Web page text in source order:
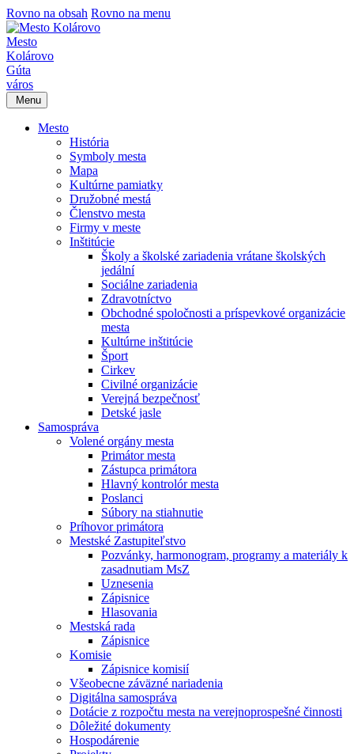
Rovno na obsah Rovno na menu
Mesto
Kolárovo
Gúta
város
Menu
Mesto
História
Symboly mesta
Mapa
Kultúrne pamiatky
Družobné mestá
Členstvo mesta
Firmy v meste
Inštitúcie
Školy a školské zariadenia vrátane školských
jedální
Sociálne zariadenia
Zdravotníctvo
Obchodné spoločnosti a príspevkové organizácie
mesta
Kultúrne inštitúcie
Šport
Cirkev
Civilné organizácie
Verejná bezpečnosť
Detské jasle
Samospráva
Volené orgány mesta
Primátor mesta
Zástupca primátora
Hlavný kontrolór mesta
Poslanci
Súbory na stiahnutie
Príhovor primátora
Mestské Zastupiteľstvo
Pozvánky, harmonogram, programy a materiály k
zasadnutiam MsZ
Uznesenia
Zápisnice
Hlasovania
Mestská rada
Zápisnice
Komisie
Zápisnice komisií
Všeobecne záväzné nariadenia
Digitálna samospráva
Dotácie z rozpočtu mesta na verejnoprospešné činnosti
Dôležité dokumenty
Hospodárenie